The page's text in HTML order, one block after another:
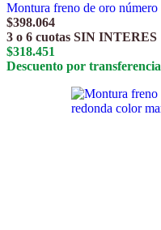
Montura freno de oro
$398.064
3 o 6 cuotas SIN INTERES
$318.451
Descuento por